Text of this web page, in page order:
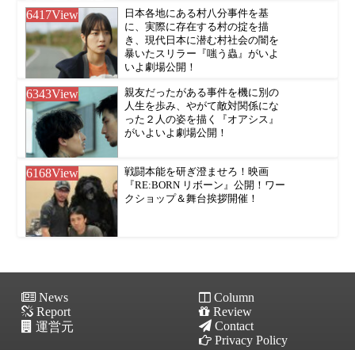
6417View
日本各地にある村八分事件を基
に、実際に存在する村の掟を描
き、現代日本に潜む村社会の闇を
暴いたスリラー『嗤う蟲』がいよ
いよ劇場公開！
6343View
親友だったがある事件を機に別の
人生を歩み、やがて敵対関係にな
った２人の姿を描く『オアシス』
がいよいよ劇場公開！
6168View
戦闘本能を研ぎ澄ませろ！映画
『RE:BORN リボーン』公開！ワー
クショップ＆舞台挨拶開催！
News
Column
Report
Review
運営元
Contact
Privacy Policy